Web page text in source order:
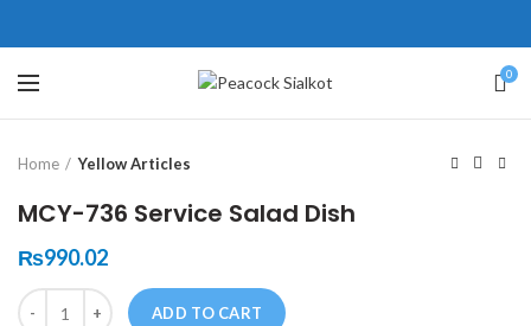
0
Click to enlarge
Home Yellow Articles
MCY-736 Service Salad Dish
₨990.02
Quantity
ADD TO CART
壯陽藥台灣購物
，這不是因為缺乏性生活，而
因為缺乏溝通，所以保持談話很
盾越來越大，往往這是ED的情
就會變得更加嚴重。
犀利士壯陽藥線上購買
戲都可以很好的幫助你獲得一
高質量的夫妻生活。犀利士治療
鬆，便於陰莖快速充血達到滿
堅硬勃起。在醫學界和陽痿病